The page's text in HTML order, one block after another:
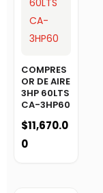
COMPRES
OR DE AIRE
3HP 60LTS
CA-3HP60
$11,670.0
0